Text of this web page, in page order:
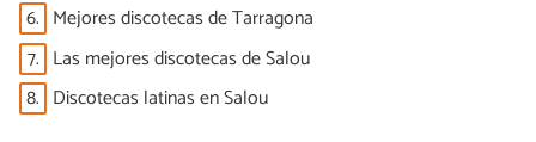
6. Mejores discotecas de Tarragona
7. Las mejores discotecas de Salou
8. Discotecas latinas en Salou